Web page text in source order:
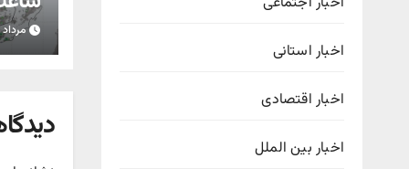
اخبار استانی
اخبار اقتصادی
اخبار بین الملل
مرداد ۱۵, ۱۴۰۵